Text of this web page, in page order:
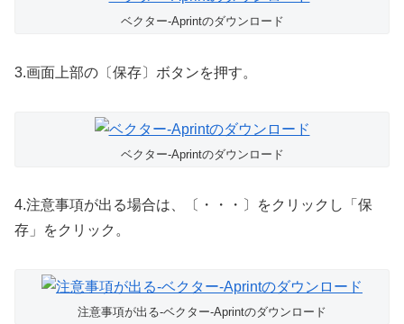
ベクター-Aprintのダウンロード
3.画面上部の〔保存〕ボタンを押す。
ベクター-Aprintのダウンロード
4.注意事項が出る場合は、〔・・・〕をクリックし「保
存」をクリック。
注意事項が出る-ベクター-Aprintのダウンロード